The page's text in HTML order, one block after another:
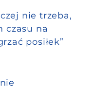
nie trzeba,
czasu na
posiłek”